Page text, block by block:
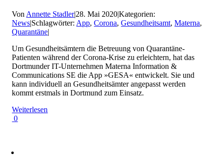
Von Annette Stadler|28. Mai 2020|Kategorien:
News|Schlagwörter: App,Corona,Gesundheitsamt,Materna,
Quarantäne|
Um Gesundheitsämtern die Betreuung von Quarantäne-
Patienten während der Corona-Krise zu erleichtern, hat das
Dortmunder IT-Unternehmen Materna Information &
Communications SE die App »GESA« entwickelt. Sie und
kann individuell an Gesundheitsämter angepasst werden
kommt erstmals in Dortmund zum Einsatz.
Weiterlesen
0